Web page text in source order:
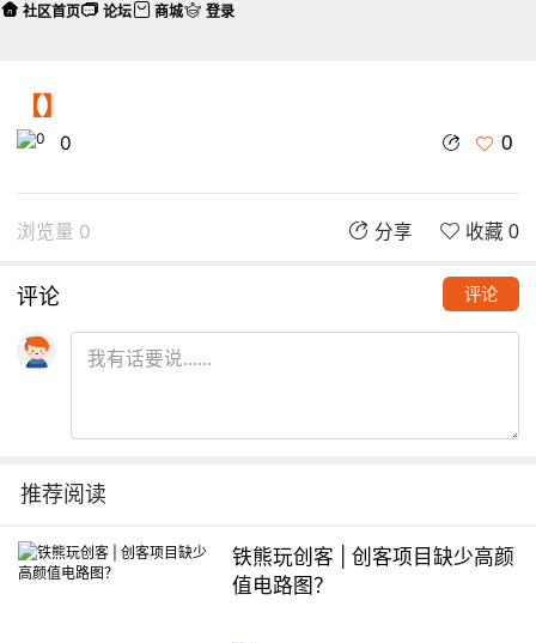
【】
0 0
浏览量 0 分享 收藏 0
评论 评论
推荐阅读
铁熊玩创客 | 创客项目缺少高颜
值电路图？
社区首页 论坛 商城 登录